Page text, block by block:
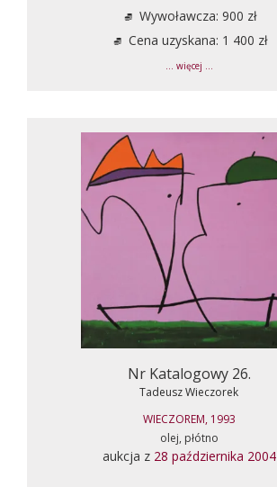
Wywoławcza: 900 zł
Cena uzyskana: 1 400 zł
... więcej ...
Nr Katalogowy 26.
Tadeusz Wieczorek
WIECZOREM, 1993
olej, płótno
aukcja z 28 października 2004